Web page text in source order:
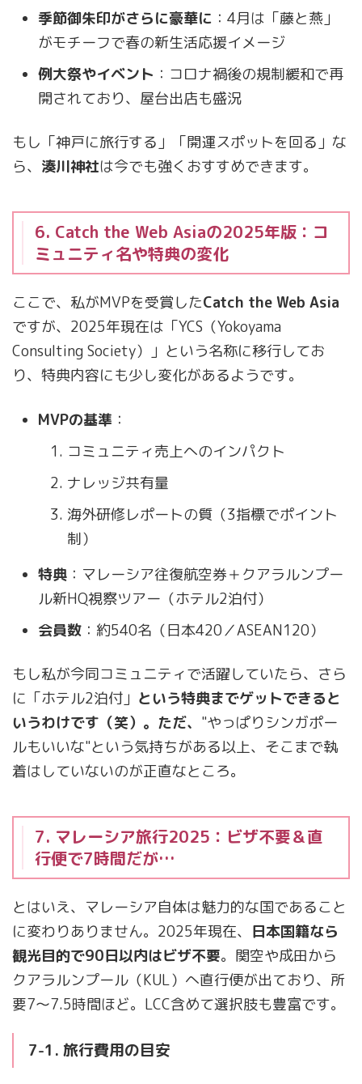
季節御朱印がさらに豪華に ：4月は「藤と燕」
がモチーフで春の新生活応援イメージ
例大祭やイベント ：コロナ禍後の規制緩和で再
開されており、屋台出店も盛況
もし「神戸に旅行する」「開運スポットを回る」な
ら、 湊川神社は今でも強くおすすめできます。
6. Catch the Web Asiaの2025年版：コ
ミュニティ名や特典の変化
ここで、私がMVPを受賞したCatch the Web Asia
ですが、2025年現在は「YCS（Yokoyama
Consulting Society）」という名称に移行してお
り、特典内容にも少し変化があるようです。
MVPの基準 ：
コミュニティ売上へのインパクト
ナレッジ共有量
海外研修レポートの質（3指標でポイント
制）
特典 ：マレーシア往復航空券＋クアラルンプー
ル新HQ視察ツアー（ホテル2泊付）
会員数 ：約540名（日本420／ASEAN120）
もし私が今同コミュニティで活躍していたら、さら
に「ホテル2泊付」 という特典までゲットできると
いうわけです（笑）。ただ、 "やっぱりシンガポー
ルもいいな"という気持ちがある以上、そこまで執
着はしていないのが正直なところ。
7. マレーシア旅行2025：ビザ不要＆直
行便で7時間だが…
とはいえ、マレーシア自体は魅力的な国であること
に変わりありません。2025年現在、 日本国籍なら
観光目的で90日以内はビザ不要。関空や成田から
クアラルンプール（KUL）へ直行便が出ており、所
要7〜7.5時間ほど。LCC含めて選択肢も豊富です。
7-1. 旅行費用の目安